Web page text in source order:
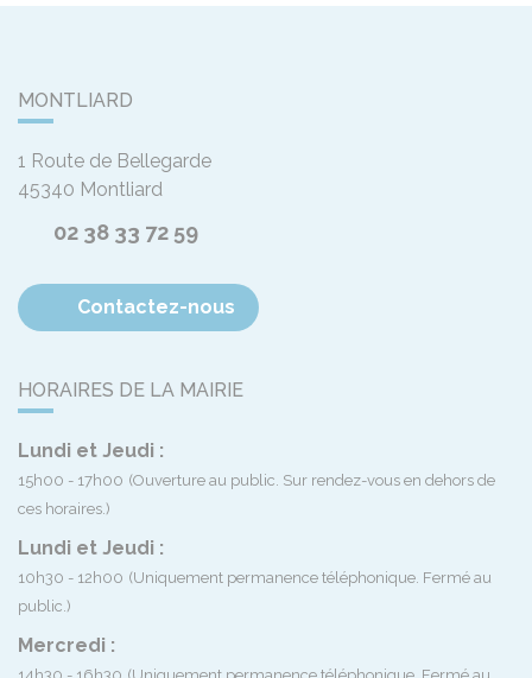
MONTLIARD
1 Route de Bellegarde
45340 Montliard
02 38 33 72 59
Contactez-nous
HORAIRES DE LA MAIRIE
Lundi et Jeudi :
15h00 - 17h00 (Ouverture au public. Sur rendez-vous en dehors de
ces horaires.)
Lundi et Jeudi :
10h30 - 12h00 (Uniquement permanence téléphonique. Fermé au
public.)
Mercredi :